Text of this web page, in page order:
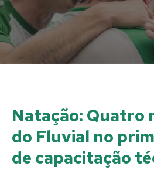
Natação: Quatro
do Fluvial no
de capacitação